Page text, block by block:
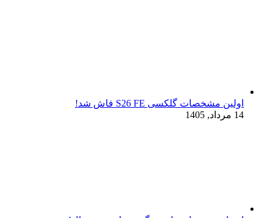
اولین مشخصات گلکسی S26 FE فاش شد!
14 مرداد, 1405